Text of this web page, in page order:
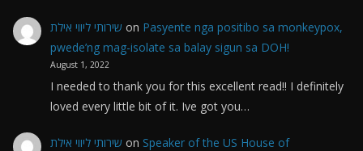
שירותי ליווי אילת on Pasyente nga positibo sa monkeypox,
pwede’ng mag-isolate sa balay sigun sa DOH!
August 1, 2022
I needed to thank you for this excellent read!! I definitely
loved every little bit of it. Ive got you…
שירותי ליווי אילת on Speaker of the US House of